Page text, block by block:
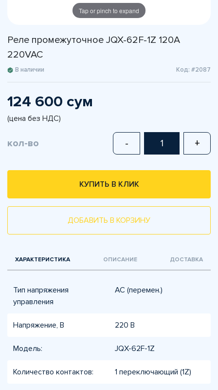
Tap or pinch to expand
Реле промежуточное JQX-62F-1Z 120A
220VAC
В наличии Код: #2087
124 600 сум
(цена без НДС)
кол-во - +
КУПИТЬ В КЛИК
ДОБАВИТЬ В КОРЗИНУ
ХАРАКТЕРИСТИКА ОПИСАНИЕ ДОСТАВКА
Тип напряжения
управления
AC (перемен.)
Напряжение, В 220 В
Модель: JQX-62F-1Z
Количество контактов: 1 переключающий (1Z)